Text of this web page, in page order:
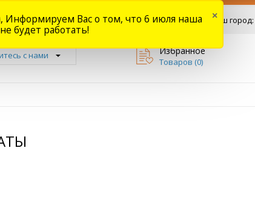
Ваш город:
Оплата Наши магазины Форум Отзывы
с нами Избранное
Товаров (0)
Информируем Вас о том, что 6 июля наша
будет работать!
×